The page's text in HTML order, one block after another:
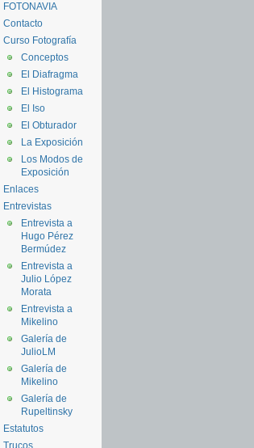
FOTONAVIA
Contacto
Curso Fotografía
Conceptos
El Diafragma
El Histograma
El Iso
El Obturador
La Exposición
Los Modos de
Exposición
Enlaces
Entrevistas
Entrevista a
Hugo Pérez
Bermúdez
Entrevista a
Julio López
Morata
Entrevista a
Mikelino
Galería de
JulioLM
Galería de
Mikelino
Galería de
Rupeltinsky
Estatutos
Trucos